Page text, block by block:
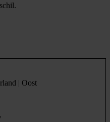
| Oost